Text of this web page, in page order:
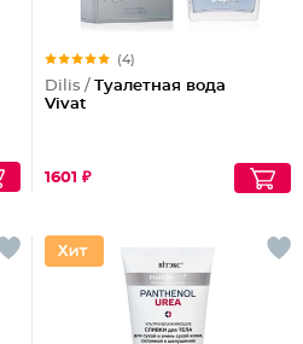
(4)
Dilis / Туалетная вода
Vivat
1601 ₽